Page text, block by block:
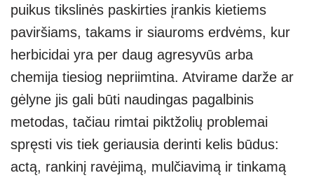
puikus tikslinės paskirties įrankis kietiems
paviršiams, takams ir siauroms erdvėms, kur
herbicidai yra per daug agresyvūs arba
chemija tiesiog nepriimtina. Atvirame darže ar
gėlyne jis gali būti naudingas pagalbinis
metodas, tačiau rimtai piktžolių problemai
spręsti vis tiek geriausia derinti kelis būdus:
actą, rankinį ravėjimą, mulčiavimą ir tinkamą